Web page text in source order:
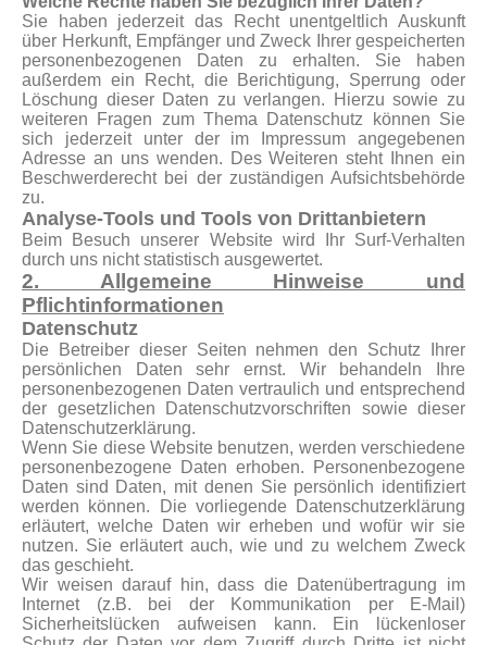
Sie haben jederzeit das Recht unentgeltlich Auskunft
über Herkunft, Empfänger und Zweck Ihrer gespeicherten
personenbezogenen Daten zu erhalten. Sie haben
außerdem ein Recht, die Berichtigung, Sperrung oder
Löschung dieser Daten zu verlangen. Hierzu sowie zu
weiteren Fragen zum Thema Datenschutz können Sie
sich jederzeit unter der im Impressum angegebenen
Adresse an uns wenden. Des Weiteren steht Ihnen ein
Beschwerderecht bei der zuständigen Aufsichtsbehörde
zu.
Analyse-Tools und Tools von Drittanbietern
Beim Besuch unserer Website wird Ihr Surf-Verhalten
durch uns nicht statistisch ausgewertet.
2. Allgemeine Hinweise und
Pflichtinformationen
Datenschutz
Die Betreiber dieser Seiten nehmen den Schutz Ihrer
persönlichen Daten sehr ernst. Wir behandeln Ihre
personenbezogenen Daten vertraulich und entsprechend
der gesetzlichen Datenschutzvorschriften sowie dieser
Datenschutzerklärung.
Wenn Sie diese Website benutzen, werden verschiedene
personenbezogene Daten erhoben. Personenbezogene
Daten sind Daten, mit denen Sie persönlich identifiziert
werden können. Die vorliegende Datenschutzerklärung
erläutert, welche Daten wir erheben und wofür wir sie
nutzen. Sie erläutert auch, wie und zu welchem Zweck
das geschieht.
Wir weisen darauf hin, dass die Datenübertragung im
Internet (z.B. bei der Kommunikation per E-Mail)
Sicherheitslücken aufweisen kann. Ein lückenloser